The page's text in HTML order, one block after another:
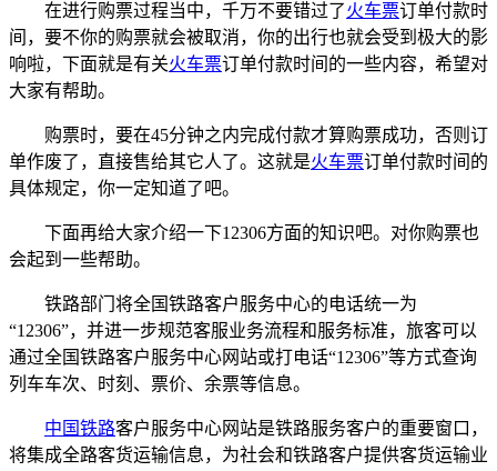
在进行购票过程当中，千万不要错过了火车票订单付款时
间，要不你的购票就会被取消，你的出行也就会受到极大的影
响啦，下面就是有关火车票订单付款时间的一些内容，希望对
大家有帮助。
购票时，要在45分钟之内完成付款才算购票成功，否则订
单作废了，直接售给其它人了。这就是火车票订单付款时间的
具体规定，你一定知道了吧。
下面再给大家介绍一下12306方面的知识吧。对你购票也
会起到一些帮助。
铁路部门将全国铁路客户服务中心的电话统一为
“12306”，并进一步规范客服业务流程和服务标准，旅客可以
通过全国铁路客户服务中心网站或打电话“12306”等方式查询
列车车次、时刻、票价、余票等信息。
中国铁路客户服务中心网站是铁路服务客户的重要窗口，
将集成全路客货运输信息，为社会和铁路客户提供客货运输业